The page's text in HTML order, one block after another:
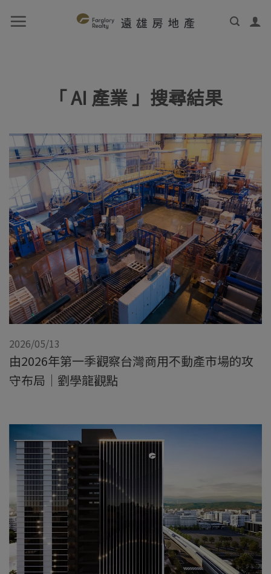
「 AI 產業 」搜尋結果
2026/05/13
由2026年第一季觀察台灣商用不動產市場的攻
守布局｜劉學龍觀點